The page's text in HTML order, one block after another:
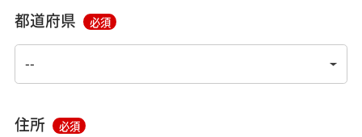
都道府県 必須
住所 必須